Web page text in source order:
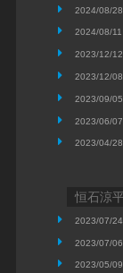
2024/08/28
2024/08/11
2023/12/12
2023/12/08
2023/09/05
2023/06/07
2023/04/28
恒石涼
2023/07/24
2023/07/06
2023/05/09